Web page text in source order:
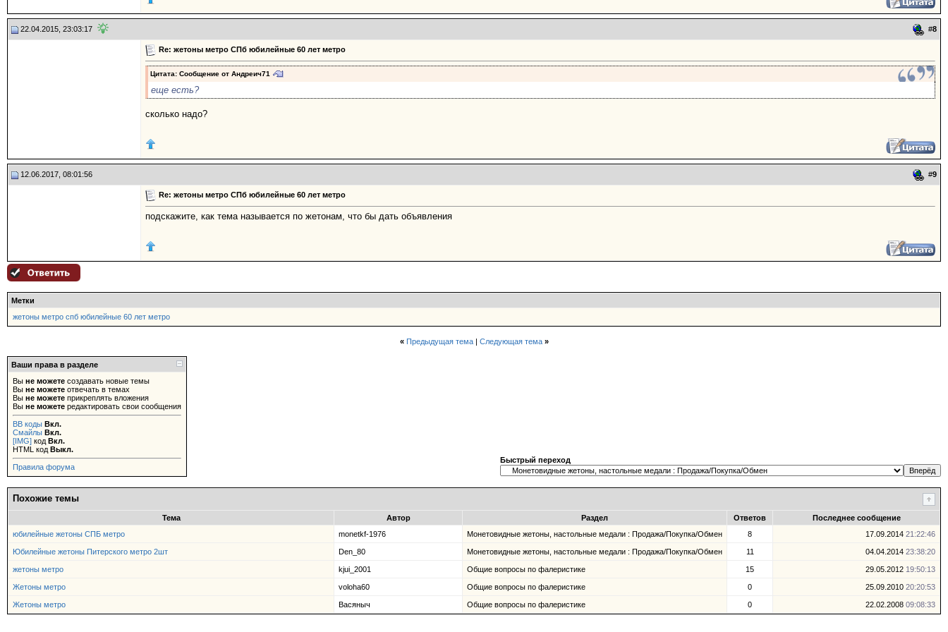
22.04.2015, 23:03:17 #8
Re: жетоны метро СПб юбилейные 60 лет метро
Цитата: Сообщение от Андреич71
еще есть?
сколько надо?
12.06.2017, 08:01:56 #9
Re: жетоны метро СПб юбилейные 60 лет метро
подскажите, как тема называется по жетонам, что бы дать объявления
Метки
жетоны метро спб юбилейные 60 лет метро
« Предыдущая тема| Следующая тема »
Ваши права в разделе
Вы не можете создавать новые темы
Вы не можете отвечать в темах
Вы не можете прикреплять вложения
Вы не можете редактировать свои сообщения
BB коды Вкл.
Смайлы Вкл.
[IMG] код Вкл.
HTML код Выкл.
Правила форума
Быстрый переход
Похожие темы
Тема Автор Раздел Ответов
Последнее сообщение
юбилейные жетоны СПБ метро
monetkf-1976 Монетовидные жетоны, настольные медали : Продажа/Покупка/Обмен 8 17.09.2014 21:22:46
Юбилейные жетоны Питерского метро 2шт Den_80 Монетовидные жетоны, настольные медали : Продажа/Покупка/Обмен 11 04.04.2014 23:38:20
жетоны метро kjui_2001 Общие вопросы по фалеристике 15 29.05.2012 19:50:13
Жетоны метро voloha60 Общие вопросы по фалеристике 0 25.09.2010 20:20:53
Жетоны метро Васяныч Общие вопросы по фалеристике 0 22.02.2008 09:08:33